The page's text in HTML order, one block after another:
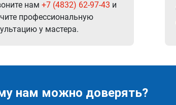
нам +7 (4832) 62-97-43 и
профессиональную
у мастера.
нам можно доверять?